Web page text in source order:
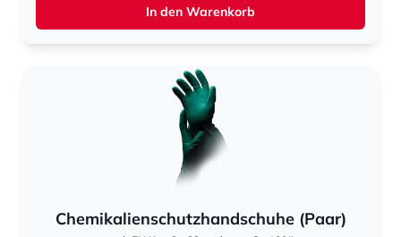
In den Warenkorb
Chemikalienschutzhandschuhe (Paar)